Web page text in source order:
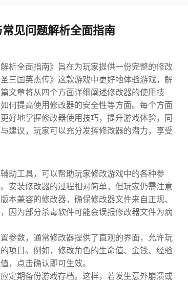
见问题解析全面指南
析全面指南》旨在为玩家提供一份完整的修改
三国英杰传》这款游戏中更好地体验游戏，解
文章将从四个方面详细阐述修改器的使用技
何提高使用修改器的安全性等方面。每个方面
好地掌握修改器使用技巧，提升游戏体验，同
建议，玩家可以充分发挥修改器的潜力，享受
助工具，可以帮助玩家修改游戏中的各种参
安装修改器的过程相对简单，但玩家仍需注意
本兼容的修改器，确保修改器文件来自正规、
因为部分杀毒软件可能会误报修改器文件为病
参数，通常修改器提供了直观的界面，允许玩
项目。例如，修改角色的生命值、金钱、经验
，点击确认即可生效。
定期备份游戏存档。这样，若发生意外崩溃或